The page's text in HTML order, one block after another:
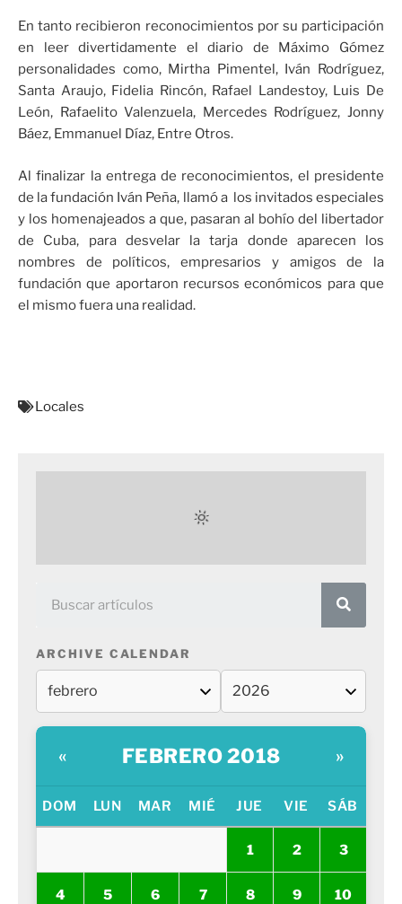
En tanto recibieron reconocimientos por su participación
en leer divertidamente el diario de Máximo Gómez
personalidades como, Mirtha Pimentel, Iván Rodríguez,
Santa Araujo, Fidelia Rincón, Rafael Landestoy, Luis De
León, Rafaelito Valenzuela, Mercedes Rodríguez, Jonny
Báez, Emmanuel Díaz, Entre Otros.
Al finalizar la entrega de reconocimientos, el presidente
de la fundación Iván Peña, llamó a los invitados especiales
y los homenajeados a que, pasaran al bohío del libertador
de Cuba, para desvelar la tarja donde aparecen los
nombres de políticos, empresarios y amigos de la
fundación que aportaron recursos económicos para que
el mismo fuera una realidad.
Locales
ARCHIVE CALENDAR
« FEBRERO 2018 »
DOM LUN MAR MIÉ JUE VIE SÁB
1 2 3
4 5 6 7 8 9 10